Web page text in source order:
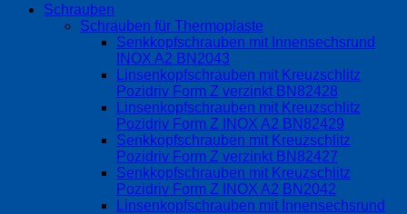
Schrauben
Schrauben für Thermoplaste
Senkkopfschrauben mit Innensechsrund
INOX A2 BN2043
Linsenkopfschrauben mit Kreuzschlitz
Pozidriv Form Z verzinkt BN82428
Linsenkopfschrauben mit Kreuzschlitz
Pozidriv Form Z INOX A2 BN82429
Senkkopfschrauben mit Kreuzschlitz
Pozidriv Form Z verzinkt BN82427
Senkkopfschrauben mit Kreuzschlitz
Pozidriv Form Z INOX A2 BN2042
Linsenkopfschrauben mit Innensechsrund